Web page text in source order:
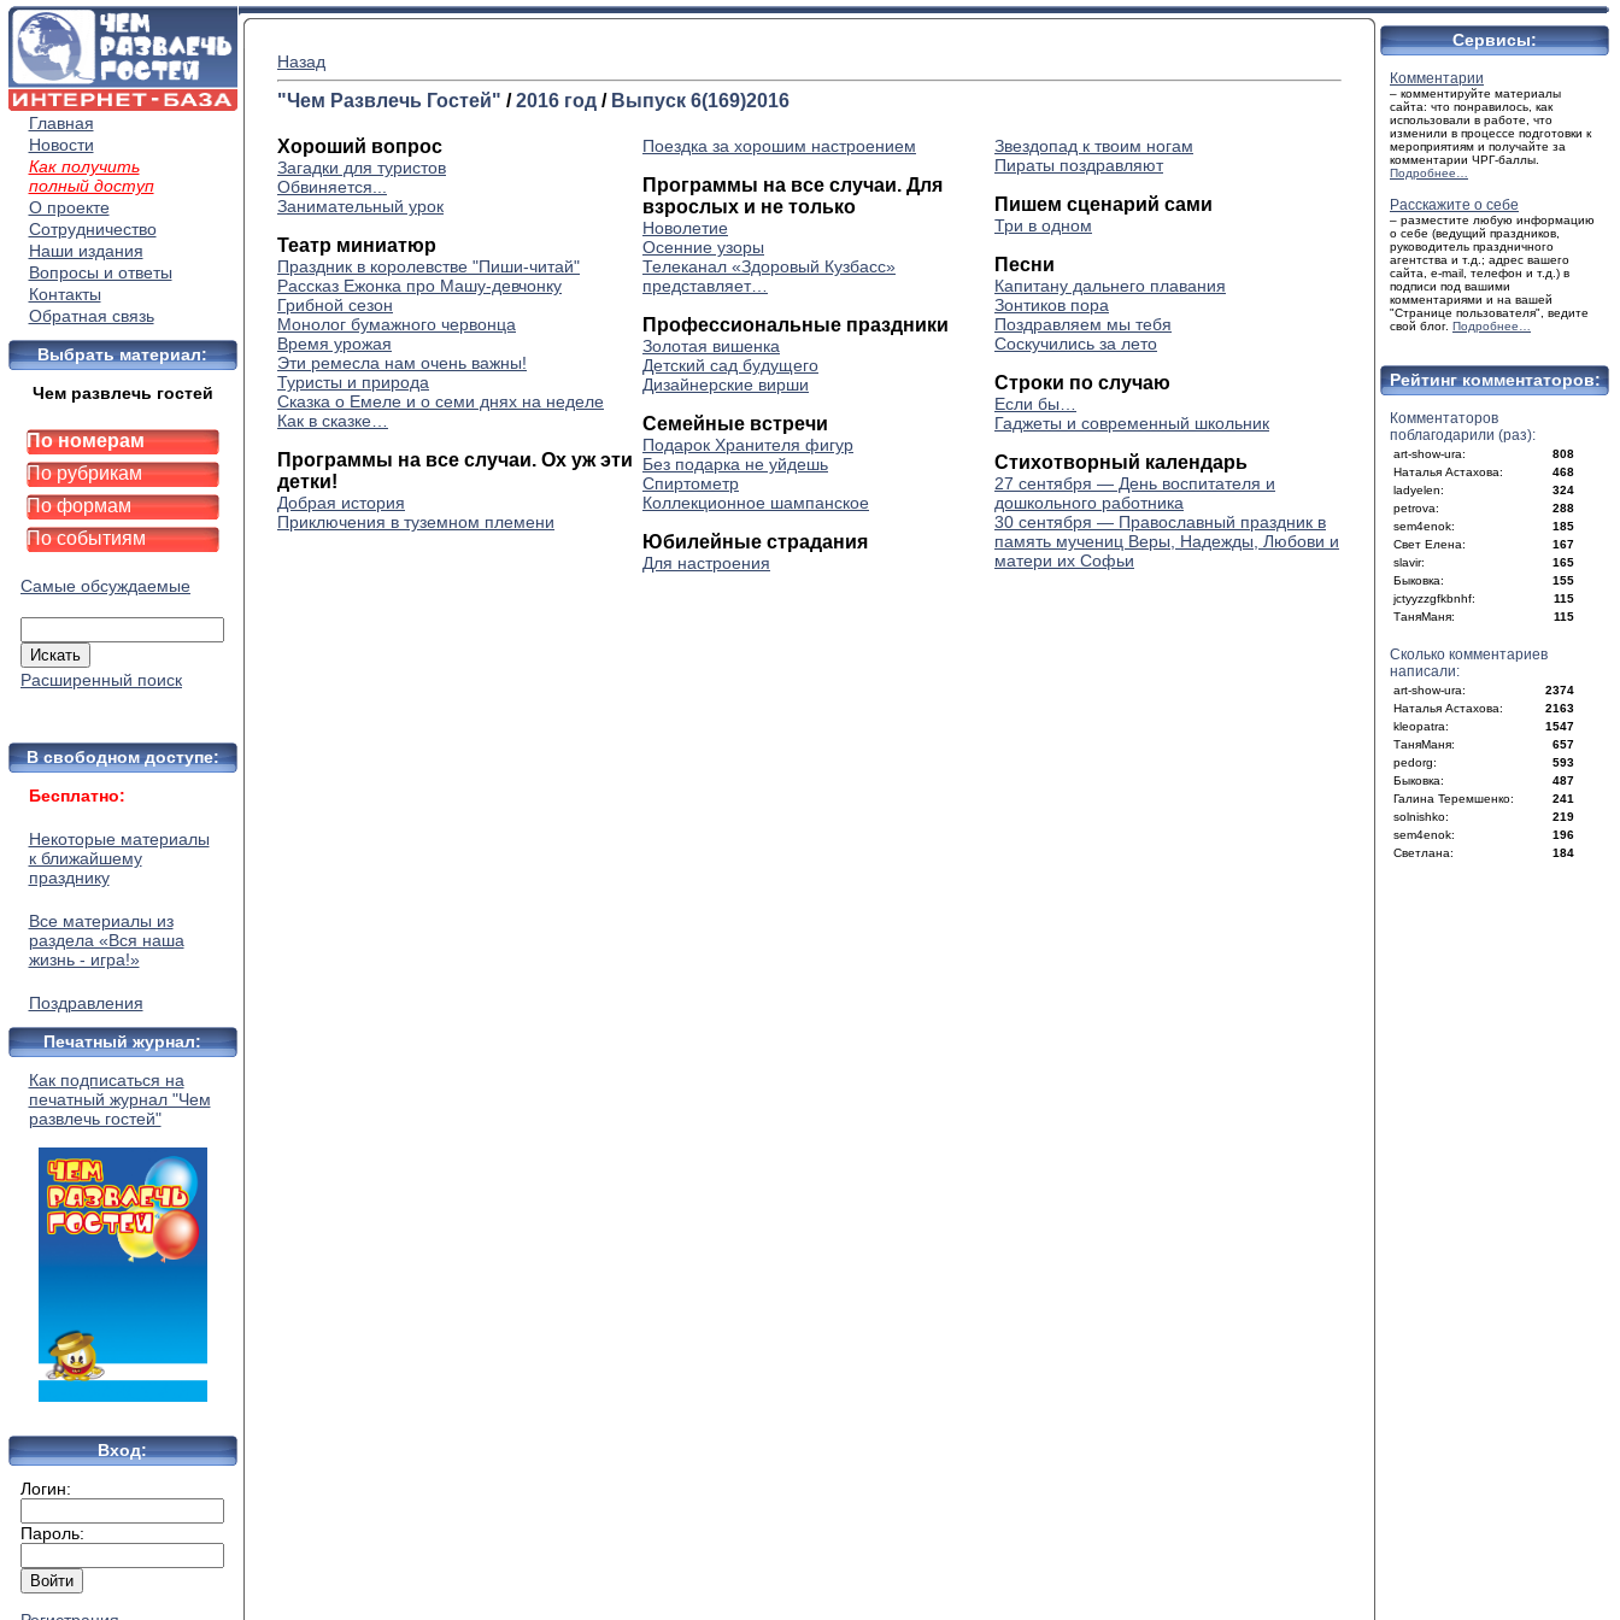
Главная
Новости
Как получить
полный доступ
О проекте
Сотрудничество
Наши издания
Вопросы и ответы
Контакты
Обратная связь
Выбрать материал:
Чем развлечь гостей
По номерам
По рубрикам
По формам
По событиям
Самые обсуждаемые
Расширенный поиск
В свободном доступе:
Бесплатно:
Некоторые материалы
к ближайшему
празднику
Все материалы из
раздела «Вся наша
жизнь - игра!»
Поздравления
Печатный журнал:
Как подписаться на
печатный журнал "Чем
развлечь гостей"
Вход:
Логин:
Пароль:
Назад
"Чем Развлечь Гостей" /2016 год / Выпуск 6(169)2016
Хороший вопрос
Загадки для туристов
Обвиняется...
Занимательный урок
Театр миниатюр
Праздник в королевстве "Пиши-читай"
Рассказ Ежонка про Машу-девчонку
Грибной сезон
Монолог бумажного червонца
Время урожая
Эти ремесла нам очень важны!
Туристы и природа
Сказка о Емеле и о семи днях на неделе
Как в сказке…
Программы на все случаи. Ох уж эти
детки!
Добрая история
Приключения в туземном племени
Поездка за хорошим настроением
Программы на все случаи. Для
взрослых и не только
Новолетие
Осенние узоры
Телеканал «Здоровый Кузбасс»
представляет…
Профессиональные праздники
Золотая вишенка
Детский сад будущего
Дизайнерские вирши
Семейные встречи
Подарок Хранителя фигур
Без подарка не уйдешь
Спиртометр
Коллекционное шампанское
Юбилейные страдания
Для настроения
Звездопад к твоим ногам
Пираты поздравляют
Пишем сценарий сами
Три в одном
Песни
Капитану дальнего плавания
Зонтиков пора
Поздравляем мы тебя
Соскучились за лето
Строки по случаю
Если бы…
Гаджеты и современный школьник
Стихотворный календарь
27 сентября — День воспитателя и
дошкольного работника
30 сентября — Православный праздник в
память мучениц Веры, Надежды, Любови и
матери их Софьи
Сервисы:
Комментарии
– комментируйте материалы
сайта: что понравилось, как
использовали в работе, что
изменили в процессе подготовки к
мероприятиям и получайте за
комментарии ЧРГ-баллы.
Подробнее…
Расскажите о себе
– разместите любую информацию
о себе (ведущий праздников,
руководитель праздничного
агентства и т.д.; адрес вашего
сайта, e-mail, телефон и т.д.) в
подписи под вашими
комментариями и на вашей
"Странице пользователя", ведите
свой блог. Подробнее…
Рейтинг комментаторов:
Комментаторов
поблагодарили (раз):
art-show-ura:
808
Наталья Астахова:
468
ladyelen:
324
petrova:
288
sem4enok:
185
Свет Елена:
167
slavir:
165
Быковка:
155
jctyyzzgfkbnhf:
115
ТаняМаня:
115
Сколько комментариев
написали:
art-show-ura:
2374
Наталья Астахова:
2163
kleopatra:
1547
ТаняМаня:
657
pedorg:
593
Быковка:
487
Галина Теремшенко:
241
solnishko:
219
sem4enok:
196
Светлана:
184